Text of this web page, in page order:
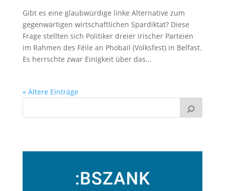
Gibt es eine glaubwürdige linke Alternative zum
gegenwärtigen wirtschaftlichen Spardiktat? Diese
Frage stellten sich Politiker dreier irischer Parteien
im Rahmen des Féile an Phobail (Volksfest) in Belfast.
Es herrschte zwar Einigkeit über das...
« Ältere Einträge